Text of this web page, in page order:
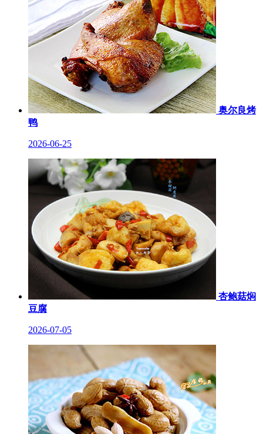
奥尔良烤
鸭
2026-06-25
杏鲍菇焖
豆腐
2026-07-05